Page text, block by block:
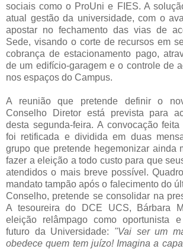
sociais como o ProUni e FIES. A
atual gestão da universidade, com o
apostar no fechamento das vias de
Sede, visando o corte de recursos em
cobrança de estacionamento pago,
de um edifício-garagem e o controle de
nos espaços do Campus.
A reunião que pretende definir o
Conselho Diretor está prevista para
desta segunda-feira. A convocação feita
foi retificada e dividida em duas
grupo que pretende hegemonizar ainda
fazer a eleição a todo custo para que
atendidos o mais breve possível.
mandato tampão após o falecimento do
Conselho, pretende se consolidar na
A tesoureira do DCE UCS, Bárbara
eleição relâmpago como oportunista
futuro da Universidade: "Vai ser um
obedece quem tem juízo! Imagina a